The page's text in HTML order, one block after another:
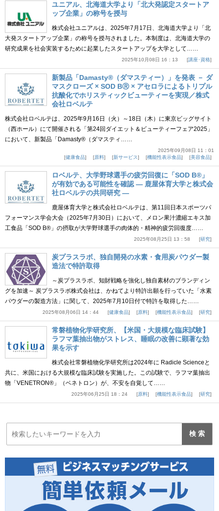
ユニアル、北海道大学より「北大発認定スタートア
ップ企業」の称号を授与
株式会社ユニアルは、2025年7月17日、北海道大学より「北
大発スタートアップ企業」の称号を授与されました。本制度は、北海道大学の
研究成果を社会実装するために起業したスタートアップを大学として……
2025年10月08日 16：13 講座･資格
新製品「Damasty®（ダマスティー）」を発表 － ダ
マスクローズ × SOD BⓇ × アセロラによるトリプル
抗酸化でホリスティックビューティーを実現／株式
会社ロベルテ
株式会社ロベルテは、2025年9月16日（火）～18日（木）に東京ビッグサイト
（西ホール）にて開催される「第24回ダイエット＆ビューティーフェア2025」
において、新製品「Damasty®（ダマスティ……
2025年09月08日 11：01
健康食品
原料 新サービス 機能性表示食品 美容食品
ロベルテ、大学野球選手の疲労回復に「SOD B®」
が有効である可能性を確認 ― 鹿屋体育大学と株式会
社ロベルテの共同研究 ―
鹿屋体育大学と株式会社ロベルテは、第11回日本スポーツパ
フォーマンス学会大会（2025年7月30日）において、メロン果汁濃縮エキス加
工食品「SOD B®」の摂取が大学野球選手の肉体的・精神的疲労回復度……
2025年08月25日 13：58 研究
炭プラスラボ、独自開発の水素・食用炭パウダー製
造法で特許取得
～炭プラスラボ、知財戦略を強化し独自素材のブランディン
グを加速～ 炭プラスラボ株式会社は、かねてより特許出願を行っていた「水素
パウダーの製造方法」に関して、2025年7月10日付で特許を取得した……
2025年08月06日 14：44 健康食品 原料 機能性表示食品 研究
常磐植物化学研究所、【米国・大規模な臨床試験】
ラフマ葉抽出物がストレス、睡眠の改善に顕著な効
果を示す
株式会社常磐植物化学研究所は2024年に Radicle Scienceと
共に、米国における大規模な臨床試験を実施した。この試験で、ラフマ葉抽出
物「VENETRON®」（ベネトロン）が、不安を自覚して……
2025年06月25日 18：24 原料 機能性表示食品 研究